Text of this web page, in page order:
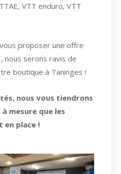
VTT enduro, VTT
proposer une offre
nous serons ravis de
boutique à Taninges !
nous vous tiendrons
mesure que les
place !